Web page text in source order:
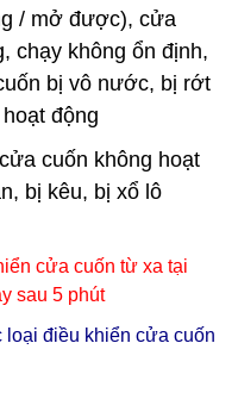
/ mở được), cửa
chạy không ổn định,
bị vô nước, bị rớt
động
cuốn không hoạt
bị kêu, bị xổ lô
cửa cuốn từ xa tại
sau 5 phút
loại điều khiển cửa cuốn